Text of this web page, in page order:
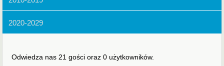
2020-2029
Odwiedza nas 21 gości oraz 0 użytkowników.